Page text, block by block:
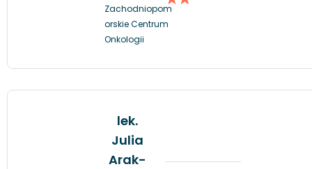
Zachodniopom
orskie Centrum
Onkologii
lek.
Julia
Arak-